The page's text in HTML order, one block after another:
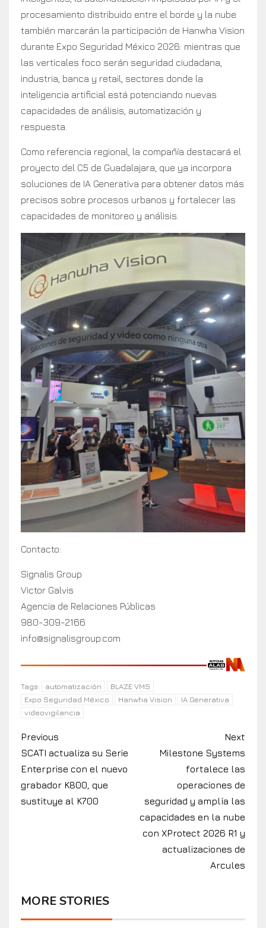
procesamiento distribuido entre el borde y la nube
también marcarán la participación de Hanwha Vision
durante Expo Seguridad México 2026: mientras que
las verticales foco serán seguridad ciudadana,
industria, banca y retail, sectores donde la
inteligencia artificial está potenciando nuevas
capacidades de análisis, automatización y
respuesta.
Como referencia regional, la compañía destacará el
proyecto del C5 de Guadalajara, que ya incorpora
soluciones de IA Generativa para obtener datos más
precisos sobre procesos urbanos y fortalecer las
capacidades de monitoreo y análisis.
Contacto:
Signalis Group
Victor Galvis
Agencia de Relaciones Públicas
980-309-2166
info@signalisgroup.com
Tags: automatización
BLAZE VMS
Expo Seguridad México
Hanwha Vision
IA Generativa
videovigilancia
Previous
SCATI actualiza su Serie
Enterprise con el nuevo
grabador K800, que
sustituye al K700
Next
Milestone Systems
fortalece las
operaciones de
seguridad y amplía las
capacidades en la nube
con XProtect 2026 R1 y
actualizaciones de
Arcules
MORE STORIES